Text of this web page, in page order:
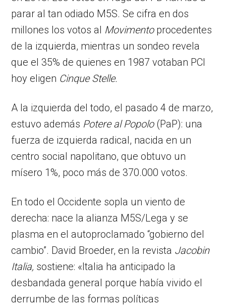
parar al tan odiado M5S. Se cifra en dos
millones los votos al Movimentoprocedentes
de la izquierda, mientras un sondeo revela
que el 35% de quienes en 1987 votaban PCI
hoy eligen Cinque Stelle.
A la izquierda del todo, el pasado 4 de marzo,
estuvo además Potere al Popolo(PaP): una
fuerza de izquierda radical, nacida en un
centro social napolitano, que obtuvo un
mísero 1%, poco más de 370.000 votos.
En todo el Occidente sopla un viento de
derecha: nace la alianza M5S/Lega y se
plasma en el autoproclamado “gobierno del
cambio”. David Broeder, en la revista Jacobin
Italia, sostiene: «Italia ha anticipado la
desbandada general porque había vivido el
derrumbe de las formas políticas